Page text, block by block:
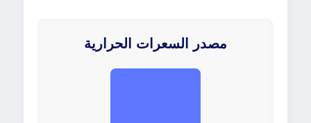
مصدر السعرات الحرارية